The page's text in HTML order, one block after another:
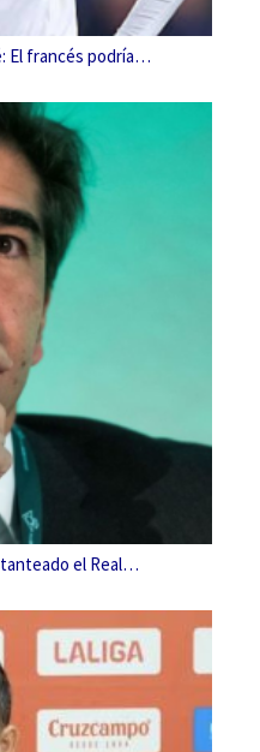
El francés podría…
el Real…